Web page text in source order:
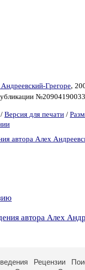
Грегоре,
/ Версия для печати /
автора Алех
автора Алех
Рецензии